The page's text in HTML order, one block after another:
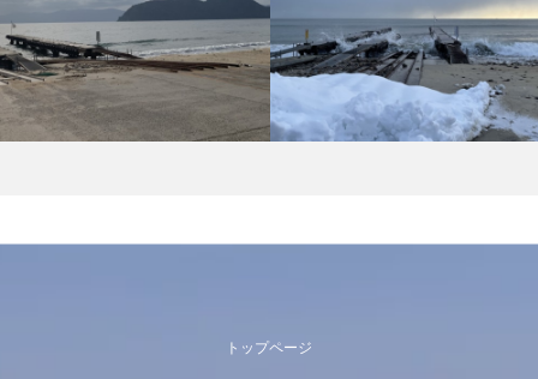
トップページ